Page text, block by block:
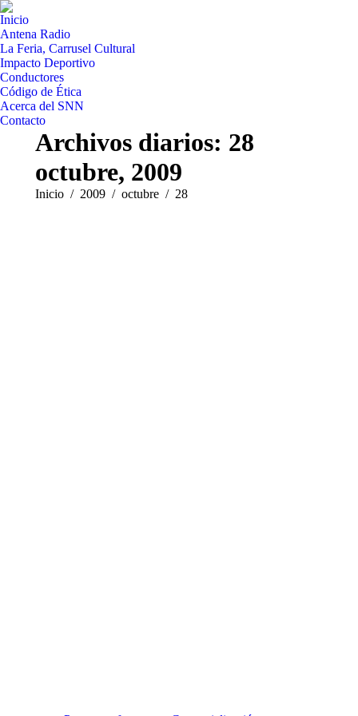
Inicio
Antena Radio
La Feria, Carrusel Cultural
Impacto Deportivo
Conductores
Código de Ética
Acerca del SNN
Contacto
Archivos diarios: 28
octubre, 2009
Estás aquí:
Inicio 2009 octubre 28